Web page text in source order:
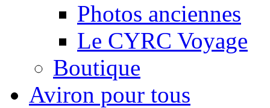
Photos anciennes
Le CYRC Voyage
Boutique
Aviron pour tous